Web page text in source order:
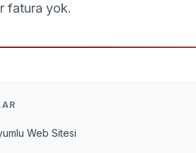
fatura yok.
Web Sitesi